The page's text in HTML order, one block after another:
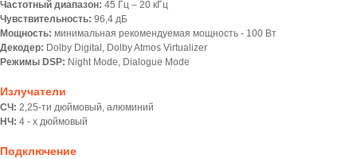
Частотный диапазон: 45 Гц – 20 кГц
Чувствительность: 96,4 дБ
Мощность: минимальная рекомендуемая мощность - 100 Вт
Декодер: Dolby Digital, Dolby Atmos Virtualizer
Режимы DSP: Night Mode, Dialogue Mode
Излучатели
СЧ: 2,25-ти дюймовый, алюминий
НЧ: 4 - х дюймовый
Подключение